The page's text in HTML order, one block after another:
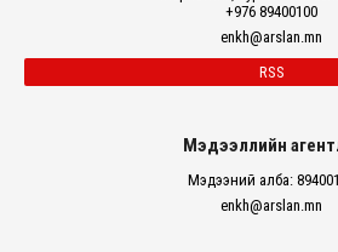
+976 89400100
enkh@arslan.mn
RSS
Мэдээллийн
Мэдээний алба:
enkh@arslan.mn